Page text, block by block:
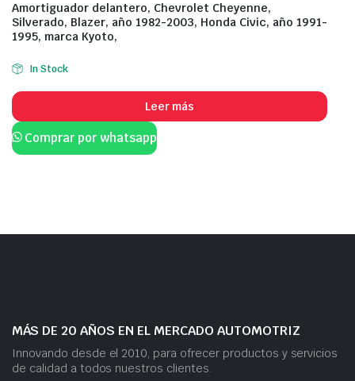
Amortiguador delantero, Chevrolet Cheyenne,
Silverado, Blazer, año 1982-2003, Honda Civic, año 1991-
1995, marca Kyoto,
In Stock
Leer más
Comprar por whatsapp
MÁS DE 20 AÑOS EN EL MERCADO AUTOMOTRIZ
Innovando desde el 2010, para ofrecer productos y servicios
de calidad a todos nuestros clientes.